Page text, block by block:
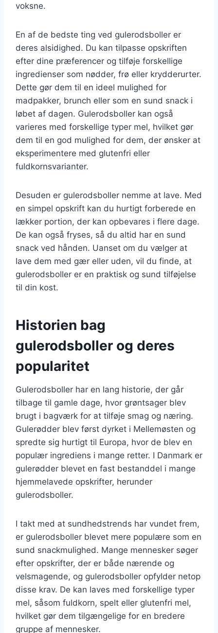
voksne.
En af de bedste ting ved gulerodsboller er
deres alsidighed. Du kan tilpasse opskriften
efter dine præferencer og tilføje forskellige
ingredienser som nødder, frø eller krydderurter.
Dette gør dem til en ideel mulighed for
madpakker, brunch eller som en sund snack i
løbet af dagen. Gulerodsboller kan også
varieres med forskellige typer mel, hvilket gør
dem til en god mulighed for dem, der ønsker at
eksperimentere med glutenfri eller
fuldkornsvarianter.
Desuden er gulerodsboller nemme at lave. Med
en simpel opskrift kan du hurtigt forberede en
lækker portion, der kan opbevares i flere dage.
De kan også fryses, så du altid har en sund
snack ved hånden. Uanset om du vælger at
lave dem med gær eller uden, vil du finde, at
gulerodsboller er en praktisk og sund tilføjelse
til din kost.
Historien bag
gulerodsboller og deres
popularitet
Gulerodsboller har en lang historie, der går
tilbage til gamle dage, hvor grøntsager blev
brugt i bagværk for at tilføje smag og næring.
Gulerødder blev først dyrket i Mellemøsten og
spredte sig hurtigt til Europa, hvor de blev en
populær ingrediens i mange retter. I Danmark er
gulerødder blevet en fast bestanddel i mange
hjemmelavede opskrifter, herunder
gulerodsboller.
I takt med at sundhedstrends har vundet frem,
er gulerodsboller blevet mere populære som en
sund snackmulighed. Mange mennesker søger
efter opskrifter, der er både nærende og
velsmagende, og gulerodsboller opfylder netop
disse krav. De kan laves med forskellige typer
mel, såsom fuldkorn, spelt eller glutenfri mel,
hvilket gør dem tilgængelige for en bredere
gruppe af mennesker.